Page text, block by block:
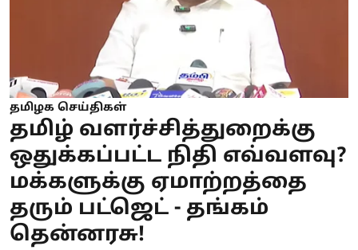
தமிழக செய்திகள்
தமிழ் வளர்ச்சித்துறைக்கு
ஒதுக்கப்பட்ட நிதி எவ்வளவு?
மக்களுக்கு ஏமாற்றத்தை
தரும் பட்ஜெட் - தங்கம்
தென்னரசு!